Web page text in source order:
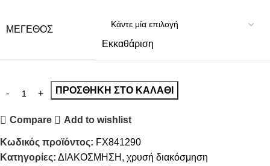
ΜΕΓΕΘΟΣ
Εκκαθάριση
ΠΡΟΣΘΉΚΗ ΣΤΟ ΚΑΛΆΘΙ
Compare Add to wishlist
Κωδικός προϊόντος: FX841290
Κατηγορίες: ΔΙΑΚΟΣΜΗΣΗ , χρυσή διακόσμηση